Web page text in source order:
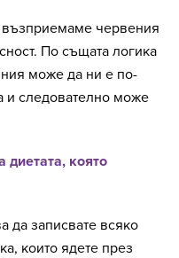
червения
По същата логика
може да ни е по-
и следователно може
диетата, която
да записвате всяко
които ядете през